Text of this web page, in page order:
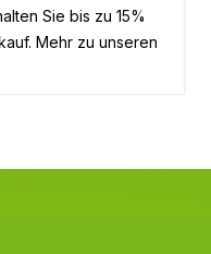
Sie bis zu 15%
Mehr zu unseren